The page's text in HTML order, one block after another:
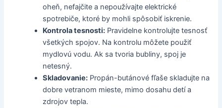
oheň, nefajčite a nepoužívajte elektrické
spotrebiče, ktoré by mohli spôsobiť iskrenie.
Kontrola tesnosti: Pravidelne kontrolujte tesnosť
všetkých spojov. Na kontrolu môžete použiť
mydlovú vodu. Ak sa tvoria bubliny, spoj je
netesný.
Skladovanie: Propán-butánové fľaše skladujte na
dobre vetranom mieste, mimo dosahu detí a
zdrojov tepla.